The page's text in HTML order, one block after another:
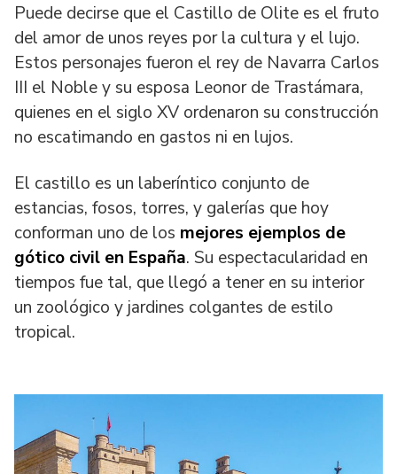
Puede decirse que el Castillo de Olite es el fruto
del amor de unos reyes por la cultura y el lujo.
Estos personajes fueron el rey de Navarra Carlos
III el Noble y su esposa Leonor de Trastámara,
quienes en el siglo XV ordenaron su construcción
no escatimando en gastos ni en lujos.
El castillo es un laberíntico conjunto de
estancias, fosos, torres, y galerías que hoy
conforman uno de los mejores ejemplos de
gótico civil en España. Su espectacularidad en
tiempos fue tal, que llegó a tener en su interior
un zoológico y jardines colgantes de estilo
tropical.